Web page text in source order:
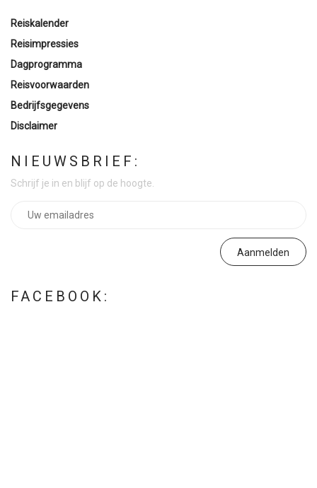
Reiskalender
Reisimpressies
Dagprogramma
Reisvoorwaarden
Bedrijfsgegevens
Disclaimer
NIEUWSBRIEF:
Schrijf je in en blijf op de hoogte.
FACEBOOK: